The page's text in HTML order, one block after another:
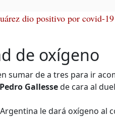
dio positivo por covid-19
de oxígeno
sumar de a tres para ir
Pedro Gallessede cara al
le dará oxígeno al